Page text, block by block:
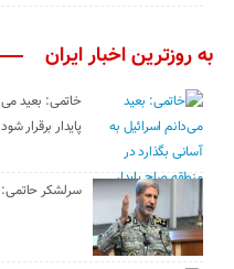
به روزترین اخبار ایران
خاتمی: بعید
پایدار برقرار شود
سرلشکر